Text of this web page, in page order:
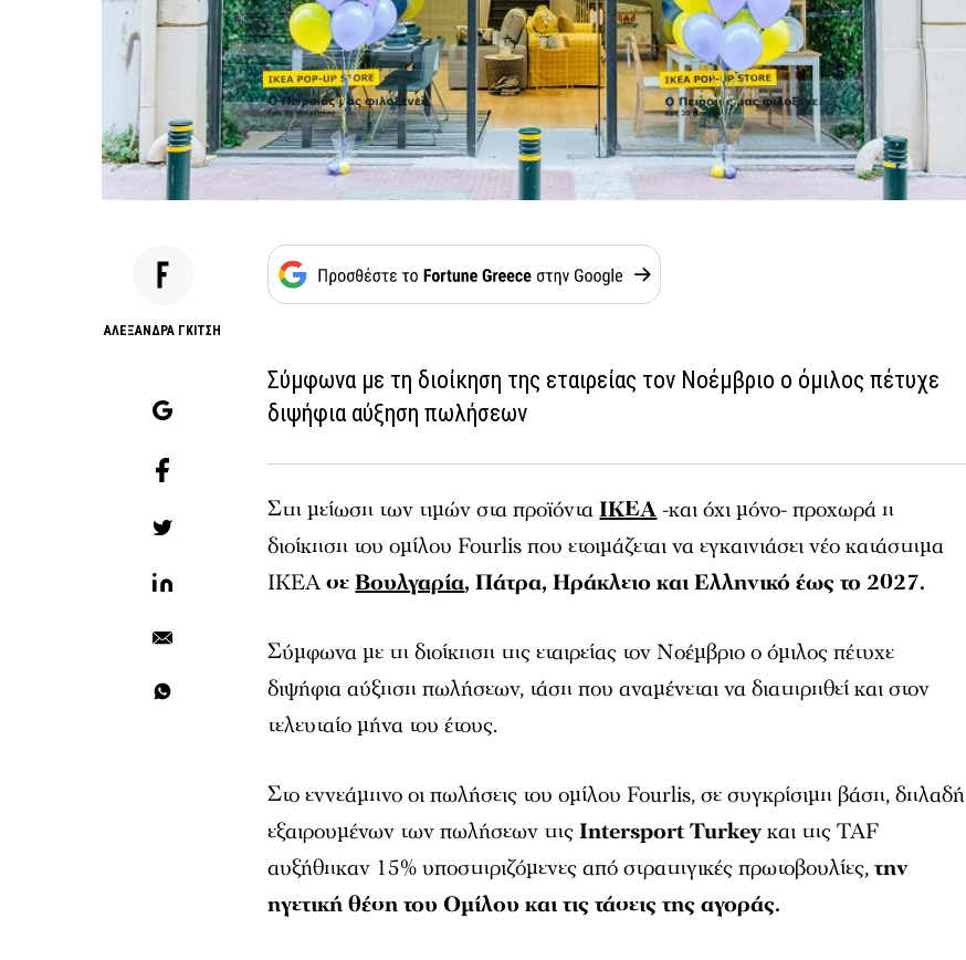
AΛΕΞΑΝΔΡΑ ΓΚΙΤΣΗ
Σύμφωνα με τη διοίκηση της εταιρείας τον Νοέμβριο ο όμιλος πέτυχε
διψήφια αύξηση πωλήσεων
Στη μείωση των τιμών στα προϊόντα IKEA-και όχι μόνο- προχωρά η
διοίκηση του ομίλου Fourlis που ετοιμάζεται να εγκαινιάσει νέο κατάστημα
ΙΚΕΑσεΒουλγαρία, Πάτρα, Ηράκλειο και Ελληνικό έως το 2027.
Σύμφωνα με τη διοίκηση της εταιρείας τον Νοέμβριο ο όμιλος πέτυχε
διψήφια αύξηση πωλήσεων, τάση που αναμένεται να διατηρηθεί και στον
τελευταίο μήνα του έτους.
Στο εννεάμηνο οι πωλήσεις του ομίλου Fourlis, σε συγκρίσιμη βάση, δηλαδή
εξαιρουμένων των πωλήσεων της Intersport Turkeyκαι της TAF
αυξήθηκαν 15% υποστηριζόμενες από στρατηγικές πρωτοβουλίες,την
ηγετική θέση του Ομίλου και τις τάσεις της αγοράς.